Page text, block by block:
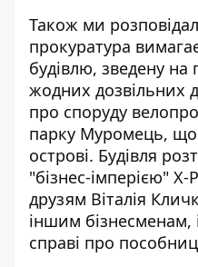
Також ми
прокуратура
будівлю, зведену на
жодних дозвільних
про споруду
парку Муромець, що
острові. Будівля
"бізнес-імперією"
друзям Віталія
іншим бізнесменам,
справі про